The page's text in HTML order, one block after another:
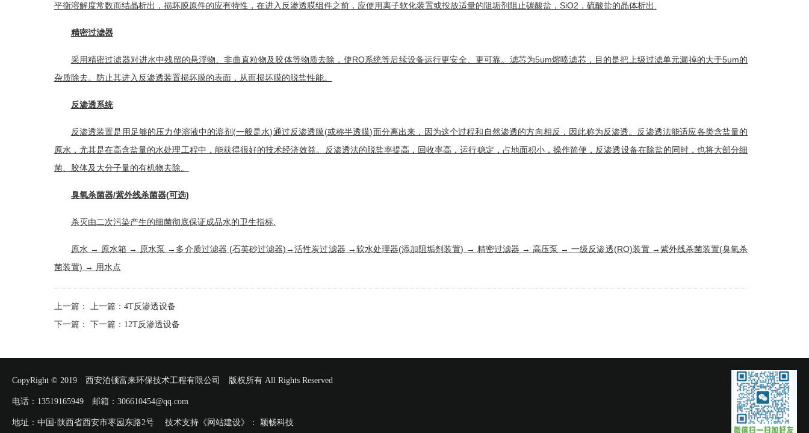
平衡溶解度常数而结晶析出，损坏膜原件的应有特性，在进入 反渗透膜组件之前，应使用离子软化装置或投放适量的阻垢剂阻止碳酸盐，SiO2，硫酸盐的晶体析出.
精密过滤器
采用精密过滤器对进水中残留的悬浮物 、非曲直粒物及胶体等物质去除，使RO系统等后续设备运行更安全、更可靠。滤芯为5um熔喷滤芯，目的是把上级过滤单元漏掉的大于5um的
杂质除去。防止其进入 反渗透装置损坏膜的表面，从而损坏膜的脱盐性能。
反渗透系统
反渗透装置是用足够的压力使溶液中的溶剂(一般是水)通过反渗透膜(或称半透膜)而分离出来，因为这个过程和自然渗透的方向相反，因此称为反渗透。 反渗透法能适应各类含盐量的
原水，尤其是在高含盐量的水处理工程中，能获得很好的技术经济效益。反渗透法的脱盐率提高， 回收率高，运行稳定，占地面积小，操作简便，反渗透设备在除盐的同时，也将大部分细
菌、胶体及大分子量的有机物去除。
臭氧杀菌器/紫外线杀菌器(可选)
杀灭由二次污染产生的细菌彻底保证成品水的卫生指标.
原水 → 原水箱 → 原水泵 → 多介质过滤器 (石英砂过滤器)→活性炭过滤器 →软水处理器(添加阻垢剂装置) → 精密过滤器 → 高压泵 → 一级反渗透(RO)装置 →紫外线杀菌装置(臭氧杀
菌装置) → 用水点
上一篇： 上一篇： 4T反渗透设备
下一篇： 下一篇： 12T反渗透设备
CopyRight © 2019 西安泊顿富来环保技术工程有限公司 版权所有 All Rights Reserved
电话：13519165949 邮箱：306610454@qq.com
地址：中国·陕西省西安市枣园东路2号 技术支持《网站建设》： 颖畅科技